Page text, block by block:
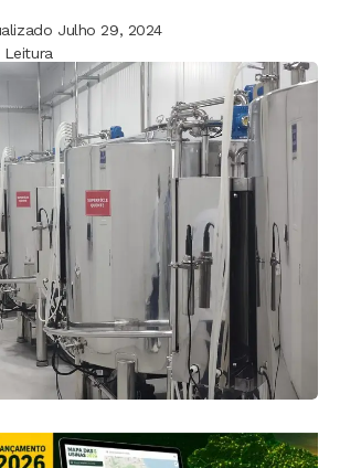
Julho 29, 2024
Leitura